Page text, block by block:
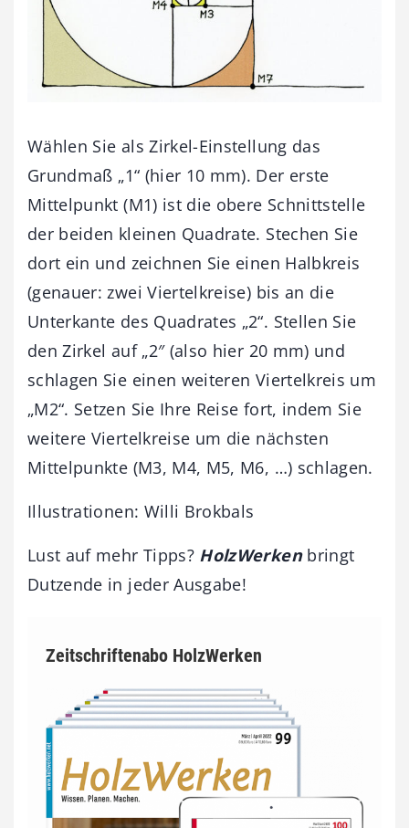
Wählen Sie als Zirkel-Einstellung das
Grundmaß „1“ (hier 10 mm). Der erste
Mittelpunkt (M1) ist die obere Schnittstelle
der beiden kleinen Quadrate. Stechen Sie
dort ein und zeichnen Sie einen Halbkreis
(genauer: zwei Viertelkreise) bis an die
Unterkante des Quadrates „2“. Stellen Sie
den Zirkel auf „2″ (also hier 20 mm) und
schlagen Sie einen weiteren Viertelkreis um
„M2“. Setzen Sie Ihre Reise fort, indem Sie
weitere Viertelkreise um die nächsten
Mittelpunkte (M3, M4, M5, M6, …) schlagen.
Illustrationen: Willi Brokbals
Lust auf mehr Tipps? HolzWerkenbringt
Dutzende in jeder Ausgabe!
Zeitschriftenabo HolzWerken